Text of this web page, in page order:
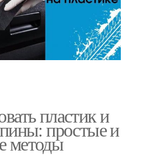
пластик и
простые и
методы